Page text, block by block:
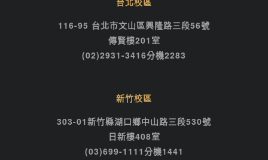
台北校區
116-95 台北市文山區興隆路三段56號
傳賢樓201室
(02)2931-3416分機2283
新竹校區
303-01新竹縣湖口鄉中山路三段530號
日新樓408室
(03)699-1111分機1441